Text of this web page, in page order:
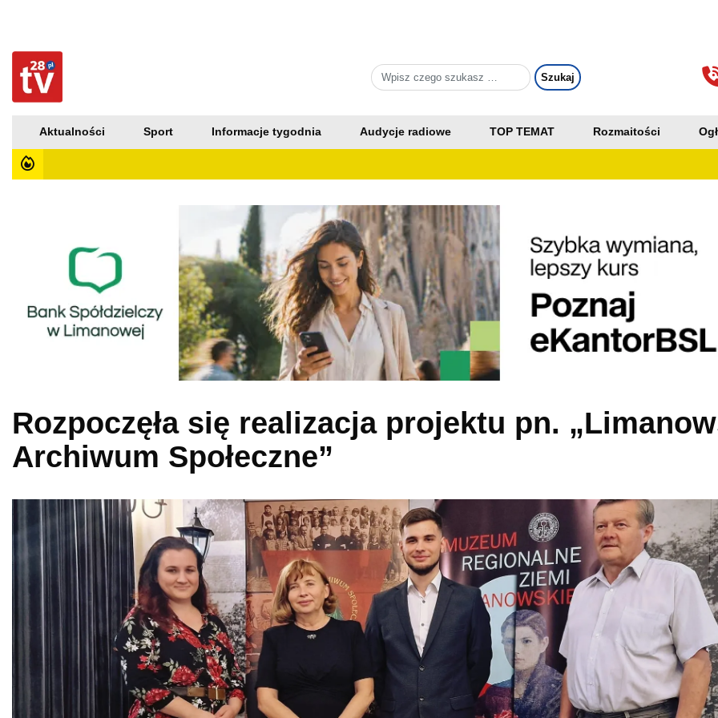
Aktualności Sport Informacje tygodnia Audycje radiowe TOP TEMAT Rozmaitości
Rozpoczęła się realizacja projektu pn.
Archiwum Społeczne”